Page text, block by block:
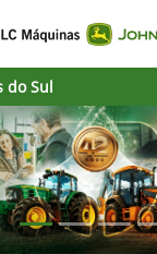
do Sul